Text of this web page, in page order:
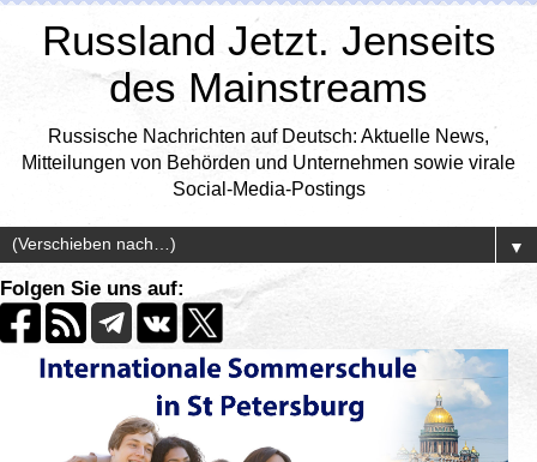
Russland Jetzt. Jenseits
des Mainstreams
Russische Nachrichten auf Deutsch: Aktuelle News,
Mitteilungen von Behörden und Unternehmen sowie virale
Social-Media-Postings
▼
Folgen Sie uns auf: